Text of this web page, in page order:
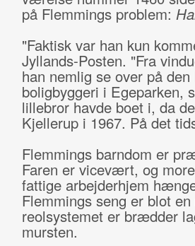
på Flemmings problem:
"Faktisk var han kun
Jyllands-Posten. "Fra
han nemlig se over på
boligbyggeri i Egeparken,
lillebror havde boet i, da
Kjellerup i 1967. På det
Flemmings barndom er
Faren er vicevært, og
fattige arbejderhjem
Flemmings seng er blot
reolsystemet er brædder
mursten.